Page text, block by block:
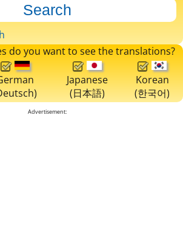
do you want to see the translations?
Japanese
(日本語)
Korean
(한국어)
Advertisement: